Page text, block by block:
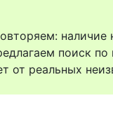
поиск
реальных